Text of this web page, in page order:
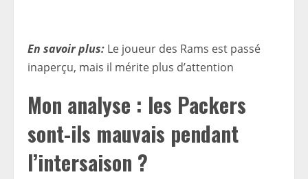
En savoir plus: Le joueur des Rams est passé
inaperçu, mais il mérite plus d’attention
Mon analyse : les Packers
sont-ils mauvais pendant
l’intersaison ?